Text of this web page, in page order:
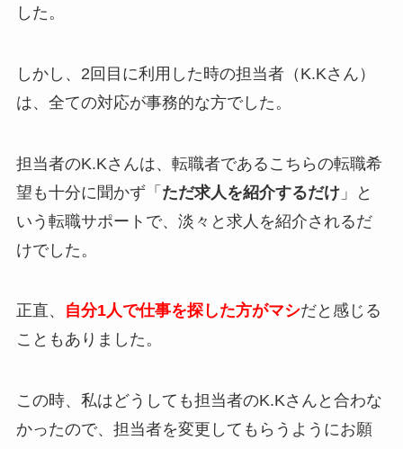
した。
しかし、2回目に利用した時の担当者（K.Kさん）
は、 全ての対応が事務的な方でした。
担当者のK.Kさんは、転職者であるこちらの転職希
望も十分に聞かず「 ただ求人を紹介するだけ」と
いう転職サポートで、淡々と求人を紹介されるだ
けでした。
正直、 自分1人で仕事を探した方がマシだと感じる
こともありました。
この時、私はどうしても担当者のK.Kさんと合わな
かったので、担当者を変更してもらうようにお願